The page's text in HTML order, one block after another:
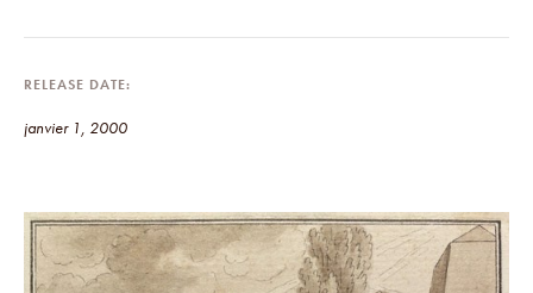
RELEASE DATE
janvier 1, 2000